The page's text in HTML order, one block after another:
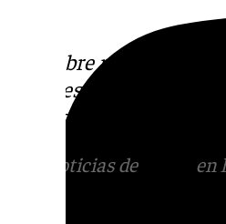
Descubre más noticias
sociales:
con nosotros en el
Más noticias de en